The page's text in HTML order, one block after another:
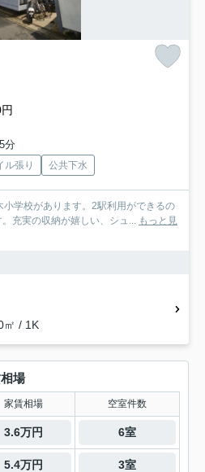
分
ル張り 公共下水
学校があります。2駅利用ができるの
充実の収納が嬉しい、シュ... もっと見
㎡ / 1K
場
家賃相場 空室件数
3.6万円 6室
5.4万円 3室